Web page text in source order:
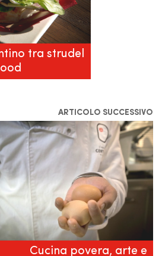
tra strudel
ARTICOLO SUCCESSIVO
Cucina povera, arte e